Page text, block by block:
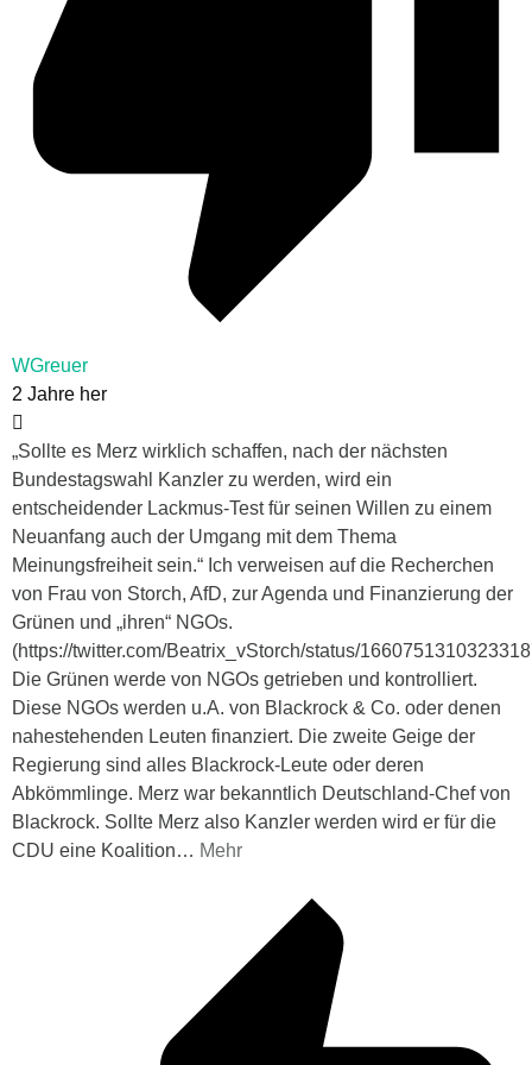
WGreuer
2 Jahre her
„Sollte es Merz wirklich schaffen, nach der nächsten
Bundestagswahl Kanzler zu werden, wird ein
entscheidender Lackmus-Test für seinen Willen zu einem
Neuanfang auch der Umgang mit dem Thema
Meinungsfreiheit sein.“ Ich verweisen auf die Recherchen
von Frau von Storch, AfD, zur Agenda und Finanzierung der
Grünen und „ihren“ NGOs.
(https://twitter.com/Beatrix_vStorch/status/
Die Grünen werde von NGOs getrieben und kontrolliert.
Diese NGOs werden u.A. von Blackrock & Co. oder denen
nahestehenden Leuten finanziert. Die zweite Geige der
Regierung sind alles Blackrock-Leute oder deren
Abkömmlinge. Merz war bekanntlich Deutschland-Chef von
Blackrock. Sollte Merz also Kanzler werden wird er für die
CDU eine Koalition… Mehr